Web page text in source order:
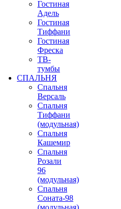
Гостиная
Адель
Гостиная
Тиффани
Гостиная
Фреска
ТВ-
тумбы
СПАЛЬНЯ
Спальня
Версаль
Спальня
Тиффани
(модульная)
Спальня
Кашемир
Спальня
Розали
96
(модульная)
Спальня
Соната-98
(модульная)